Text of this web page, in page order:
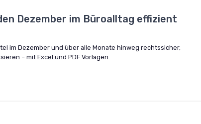
Dezember im Büroalltag effizient
im Dezember und über alle Monate hinweg rechtssicher,
– mit Excel und PDF Vorlagen.